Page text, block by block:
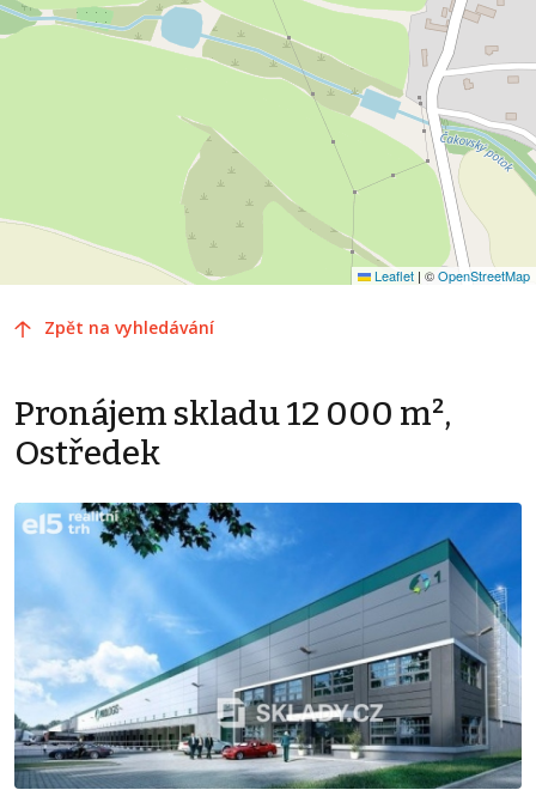
Leaflet | ©OpenStreetMap
Zpět na vyhledávání
Pronájem skladu 12 000 m²,
Ostředek